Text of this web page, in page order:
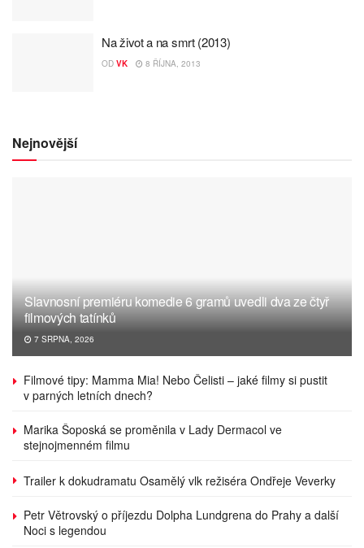
Na život a na smrt (2013)
OD VK 8 ŘÍJNA, 2013
Nejnovější
Slavnosní premiéru komedie 6 gramů uvedli dva ze čtyř
filmových tatínků
7 SRPNA, 2026
Filmové tipy: Mamma Mia! Nebo Čelisti – jaké filmy si pustit
v parných letních dnech?
Marika Šoposká se proměnila v Lady Dermacol ve
stejnojmenném filmu
Trailer k dokudramatu Osamělý vlk režiséra Ondřeje Veverky
Petr Větrovský o příjezdu Dolpha Lundgrena do Prahy a další
Noci s legendou